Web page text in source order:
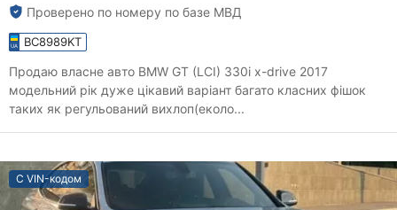
Проверено по номеру по базе МВД
BC8989KT
Продаю власне авто BMW GT (LCI) 330i x-drive 2017
модельний рік дуже цікавий варіант багато класних фішок
таких як регульований вихлоп(еколо...
С VIN-кодом